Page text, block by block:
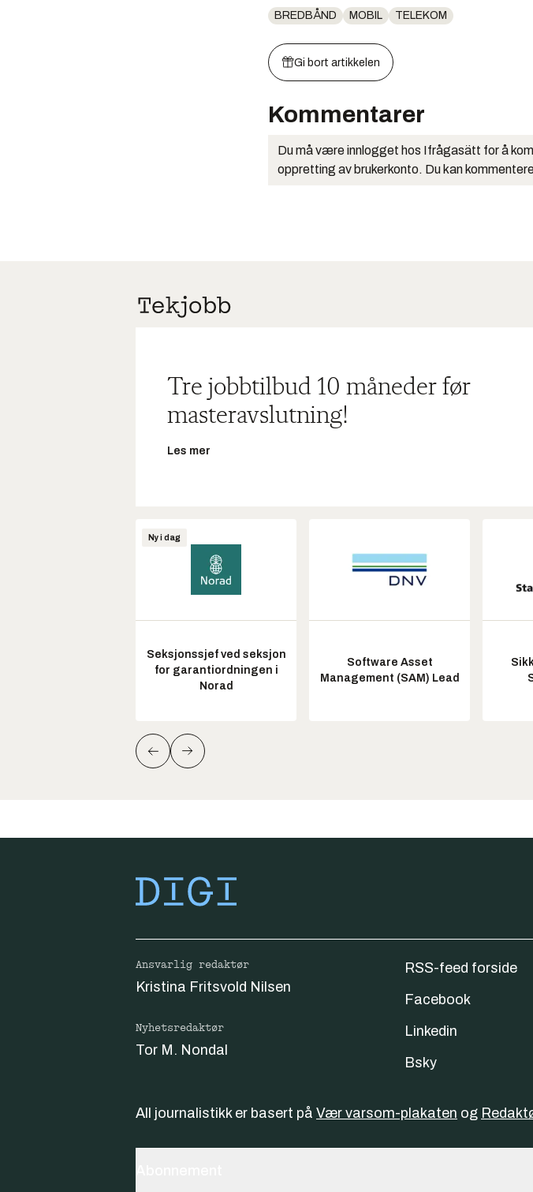
BREDBÅND MOBIL TELEKOM
Gi bort artikkelen
Kommentarer
Du må være innlogget hos Ifrågasätt for å
oppretting av brukerkonto. Du kan
Tre jobbtilbud 10 måneder før
masteravslutning!
Les mer
Ny i dag
Seksjonssjef ved seksjon
for garantiordningen i
Norad
Software Asset
Management (SAM) Lead
Ansvarlig redaktør
Kristina Fritsvold Nilsen
Nyhetsredaktør
Tor M. Nondal
RSS-feed forside
Facebook
Linkedin
Bsky
All journalistikk er basert på Vær varsom-plakaten og